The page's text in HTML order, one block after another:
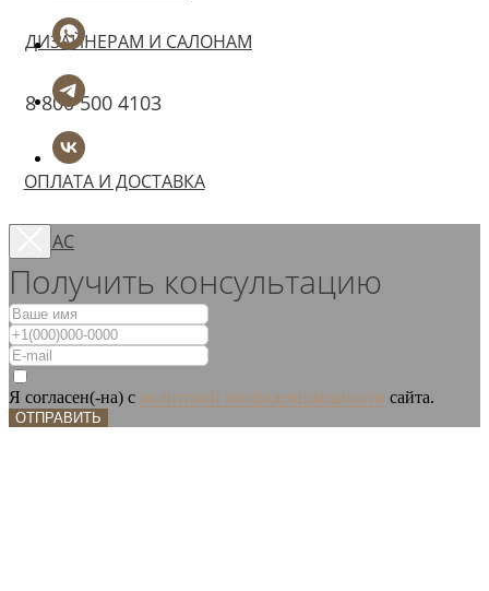
ДИЗАЙНЕРАМ И САЛОНАМ
8 800 500 4103
ОПЛАТА И ДОСТАВКА
О НАС
Получить консультацию
Я согласен(-на) с политикой конфиденциальности сайта.
ОТПРАВИТЬ